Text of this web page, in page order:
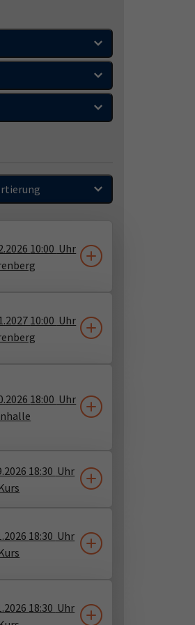
10:00 Uhr
10:00 Uhr
18:00 Uhr
18:30 Uhr
18:30 Uhr
18:30 Uhr